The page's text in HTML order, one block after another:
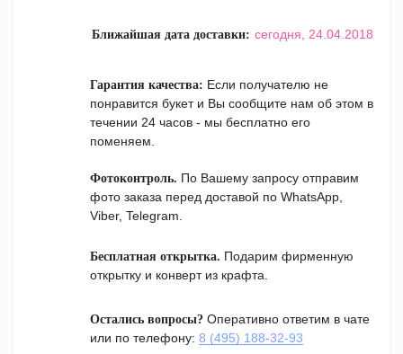
Ближайшая дата доставки: сегодня, 24.04.2018
Гарантия качества: Если получателю не
понравится букет и Вы сообщите нам об этом в
течении 24 часов - мы бесплатно его
поменяем.
Фотоконтроль. По Вашему запросу отправим
фото заказа перед доставой по WhatsApp,
Viber, Telegram.
Бесплатная открытка. Подарим фирменную
открытку и конверт из крафта.
Остались вопросы? Оперативно ответим в чате
или по телефону: 8 (495) 188-32-93